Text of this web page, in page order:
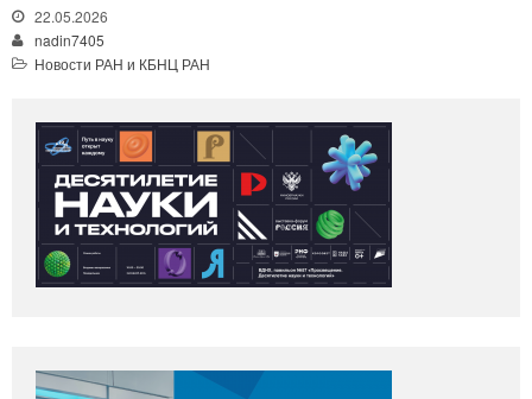
22.05.2026
nadin7405
Новости РАН и КБНЦ РАН